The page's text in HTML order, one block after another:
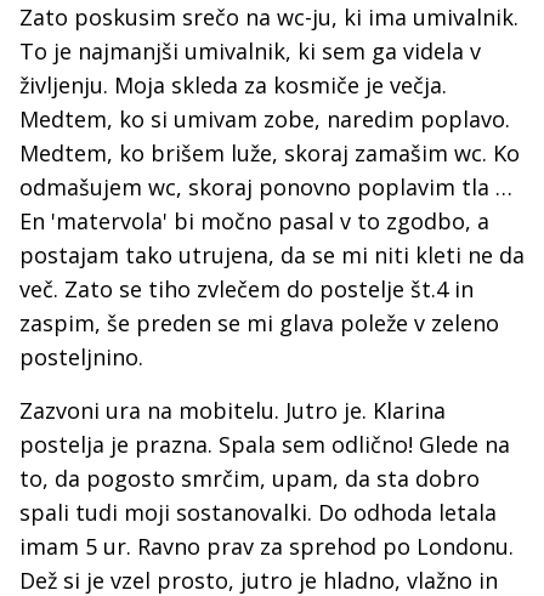
Zato poskusim srečo na wc-ju, ki ima umivalnik.
To je najmanjši umivalnik, ki sem ga videla v
življenju. Moja skleda za kosmiče je večja.
Medtem, ko si umivam zobe, naredim poplavo.
Medtem, ko brišem luže, skoraj zamašim wc. Ko
odmašujem wc, skoraj ponovno poplavim tla …
En 'matervola' bi močno pasal v to zgodbo, a
postajam tako utrujena, da se mi niti kleti ne da
več. Zato se tiho zvlečem do postelje št.4 in
zaspim, še preden se mi glava poleže v zeleno
posteljnino.
Zazvoni ura na mobitelu. Jutro je. Klarina
postelja je prazna. Spala sem odlično! Glede na
to, da pogosto smrčim, upam, da sta dobro
spali tudi moji sostanovalki. Do odhoda letala
imam 5 ur. Ravno prav za sprehod po Londonu.
Dež si je vzel prosto, jutro je hladno, vlažno in